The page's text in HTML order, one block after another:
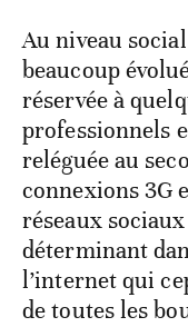
Au niveau
beaucoup
réservée à
professionnels
reléguée au
connexions 3G
réseaux
déterminant
l’internet qui
de toutes les